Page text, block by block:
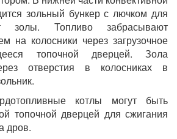
зольный бункер с лючком для
золы. Топливо забрасывают
на колосники через загрузочное
топочной дверцей. Зола
отверстия в колосниках в
котлы могут быть
топочной дверцей для сжигания
дров.